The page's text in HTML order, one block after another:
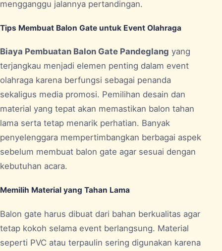
mengganggu jalannya pertandingan.
Tips Membuat Balon Gate untuk Event Olahraga
Biaya Pembuatan Balon Gate Pandeglang yang
terjangkau menjadi elemen penting dalam event
olahraga karena berfungsi sebagai penanda
sekaligus media promosi. Pemilihan desain dan
material yang tepat akan memastikan balon tahan
lama serta tetap menarik perhatian. Banyak
penyelenggara mempertimbangkan berbagai aspek
sebelum membuat balon gate agar sesuai dengan
kebutuhan acara.
Memilih Material yang Tahan Lama
Balon gate harus dibuat dari bahan berkualitas agar
tetap kokoh selama event berlangsung. Material
seperti PVC atau terpaulin sering digunakan karena